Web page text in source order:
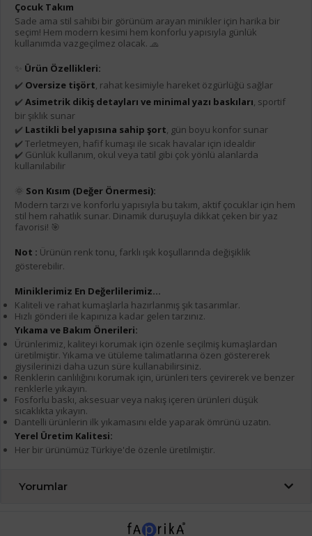
Çocuk Takım
Sade ama stil sahibi bir görünüm arayan minikler için harika bir
seçim! Hem modern kesimi hem konforlu yapısıyla günlük
kullanımda vazgeçilmez olacak. 🧢
Ürün Özellikleri:
✔️ Oversize tişört, rahat kesimiyle hareket özgürlüğü sağlar
✔️ Asimetrik dikiş detayları ve minimal yazı baskıları, sportif
bir şıklık sunar
✔️ Lastikli bel yapısına sahip şort, gün boyu konfor sunar
✔️ Terletmeyen, hafif kumaşı ile sıcak havalar için idealdir
✔️ Günlük kullanım, okul veya tatil gibi çok yönlü alanlarda
kullanılabilir
🌞 Son Kısım (Değer Önermesi):
Modern tarzı ve konforlu yapısıyla bu takım, aktif çocuklar için hem
stil hem rahatlık sunar. Dinamik duruşuyla dikkat çeken bir yaz
favorisi! 🎯
Not : Ürünün renk tonu, farklı ışık koşullarında değişiklik
gösterebilir.
Miniklerimiz En Değerlilerimiz...
Kaliteli ve rahat kumaşlarla hazırlanmış şık tasarımlar.
Hızlı gönderi ile kapınıza kadar gelen tarzınız.
Yıkama ve Bakım Önerileri:
Ürünlerimiz, kaliteyi korumak için özenle seçilmiş kumaşlardan
üretilmiştir. Yıkama ve ütüleme talimatlarına özen göstererek
giysilerinizi daha uzun süre kullanabilirsiniz.
Renklerin canlılığını korumak için, ürünleri ters çevirerek ve benzer
renklerle yıkayın.
Fosforlu baskı, aksesuar veya nakış içeren ürünleri düşük
sıcaklıkta yıkayın.
Dantelli ürünlerin ilk yıkamasını elde yaparak ömrünü uzatın.
Yerel Üretim Kalitesi:
Her bir ürünümüz Türkiye'de özenle üretilmiştir.
Yorumlar